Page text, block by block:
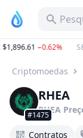
−0.62%
Criptomoedas
#1475
RHEA
RHEA
Contratos